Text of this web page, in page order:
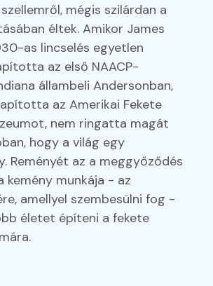
mégis szilárdan a
éltek. Amikor James
as lincselés egyetlen
az első NAACP-
állambeli Andersonban,
az Amerikai Fekete
nem ringatta magát
hogy a világ egy
Reményét az a meggyőződés
kemény munkája - az
amellyel szembesülni fog -
életet építeni a fekete